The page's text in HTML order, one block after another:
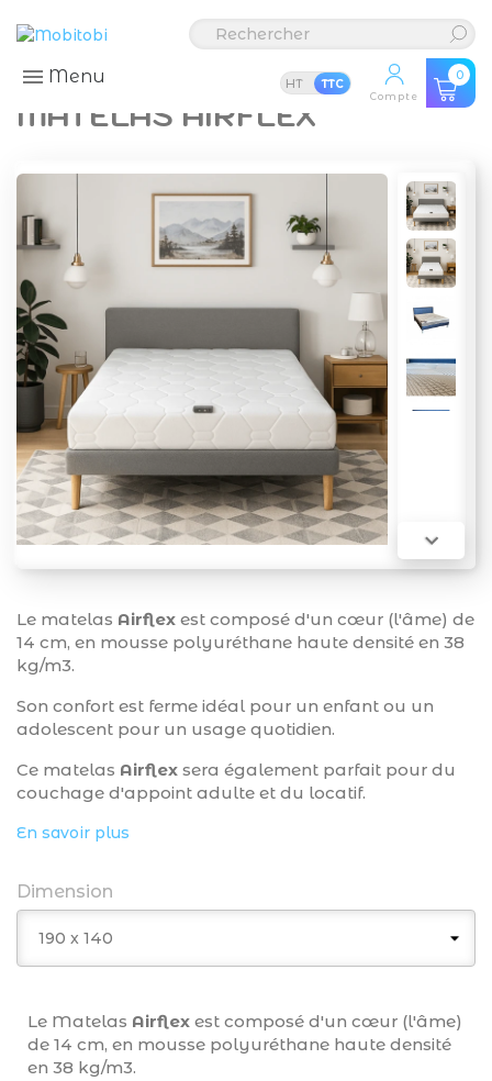
Menu HT TTC
Compte
0
MATELAS AIRFLEX

Le matelas Airflex est composé d'un cœur (l'âme) de
14 cm, en mousse polyuréthane haute densité en 38
kg/m3.
Son confort est ferme idéal pour un enfant ou un
adolescent pour un usage quotidien.
Ce matelas Airflex sera également parfait pour du
couchage d'appoint adulte et du locatif.
En savoir plus
Dimension
Le Matelas Airflex est composé d'un cœur (l'âme)
de 14 cm, en mousse polyuréthane haute densité
en 38 kg/m3.